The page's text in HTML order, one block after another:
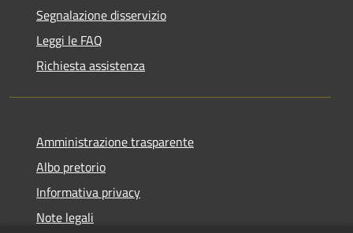
Segnalazione disservizio
Leggi le FAQ
Richiesta assistenza
Amministrazione trasparente
Albo pretorio
Informativa privacy
Note legali